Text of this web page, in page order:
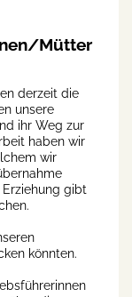
Mütter
derzeit die
unsere
ihr Weg zur
haben wir
wir
gibt
könnten.